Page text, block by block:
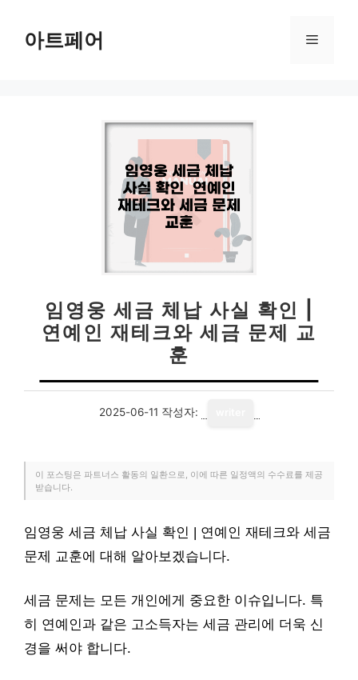
아트페어 메
임영웅 세금 체납 사실 확인 |
연예인 재테크와 세금 문제 교
훈
2025-06-11 작성자:
이 포스팅은 파트너스 활동의 일환으로, 이에 따른 일정액의 수수료를 제공
받습니다.
임영웅 세금 체납 사실 확인 | 연예인 재테크와 세금
문제 교훈에 대해 알아보겠습니다.
세금 문제는 모든 개인에게 중요한 이슈입니다. 특
히 연예인과 같은 고소득자는 세금 관리에 더욱 신
경을 써야 합니다.